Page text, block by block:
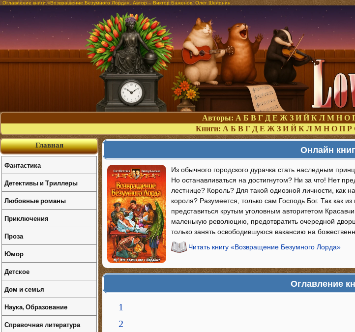
Оглавление книги «Возвращение Безумного Лорда». Автор – Виктор Баженов, Олег Шелонин
Авторы: А Б В Г Д Е Ж З И Й К Л М Н О
Книги: А Б В Г Д Е Ж З И Й К Л М Н О П Р
Онлайн
Из обычного городского дурачка стать наследным
Но останавливаться на достигнутом? Ни за что! Нет
лестнице? Король? Для такой одиозной личности, как
короля? Разумеется, только сам Господь Бог. Так как
представиться крутым уголовным авторитетом
маленькую революцию, предотвратить очередной
только занять освободившуюся вакансию на
Читать книгу «Возвращение Безумного Лорда»
Оглавление
1
2
Главная
Фантастика
Детективы и Триллеры
Любовные романы
Приключения
Проза
Юмор
Детское
Дом и семья
Наука, Образование
Справочная литература